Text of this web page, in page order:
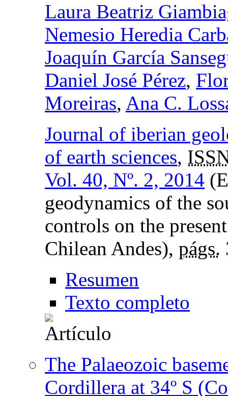
Laura Beatriz
Nemesio Heredia
Joaquín García
Daniel José Pérez,
Moreiras, Ana C.
Journal of iberian
of earth sciences,
Vol. 40, Nº. 2, 2014
geodynamics of the
controls on the
Chilean Andes), págs.
Resumen
Texto completo
The Palaeozoic
Cordillera at 34º S